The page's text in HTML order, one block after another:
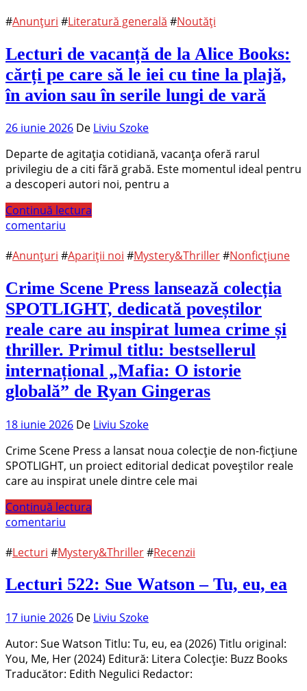
#Anunțuri #Literatură generală #Noutăți
Lecturi de vacanță de la Alice Books:
cărți pe care să le iei cu tine la plajă,
în avion sau în serile lungi de vară
26 iunie 2026 De Liviu Szoke
Departe de agitația cotidiană, vacanța oferă rarul
privilegiu de a citi fără grabă. Este momentul ideal pentru
a descoperi autori noi, pentru a
Continuă lectura
comentariu
#Anunțuri #Apariții noi #Mystery&Thriller#Nonficțiune
Crime Scene Press lansează colecția
SPOTLIGHT, dedicată poveștilor
reale care au inspirat lumea crime și
thriller. Primul titlu: bestsellerul
internațional „Mafia: O istorie
globală” de Ryan Gingeras
18 iunie 2026 De Liviu Szoke
Crime Scene Press a lansat noua colecție de non-ficțiune
SPOTLIGHT, un proiect editorial dedicat poveștilor reale
care au inspirat unele dintre cele mai
Continuă lectura
comentariu
#Lecturi #Mystery&Thriller#Recenzii
Lecturi 522: Sue Watson – Tu, eu, ea
17 iunie 2026 De Liviu Szoke
Autor: Sue Watson Titlu: Tu, eu, ea (2026) Titlu original:
You, Me, Her (2024) Editură: Litera Colecție: Buzz Books
Traducător: Edith Negulici Redactor: